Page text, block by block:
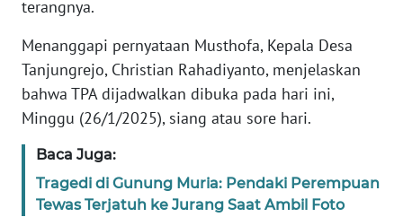
terangnya.
Menanggapi pernyataan Musthofa, Kepala Desa
Tanjungrejo, Christian Rahadiyanto, menjelaskan
bahwa TPA dijadwalkan dibuka pada hari ini,
Minggu (26/1/2025), siang atau sore hari.
Baca Juga:
Tragedi di Gunung Muria: Pendaki Perempuan
Tewas Terjatuh ke Jurang Saat Ambil Foto
WN
WN
NTT
KEPRI
WN